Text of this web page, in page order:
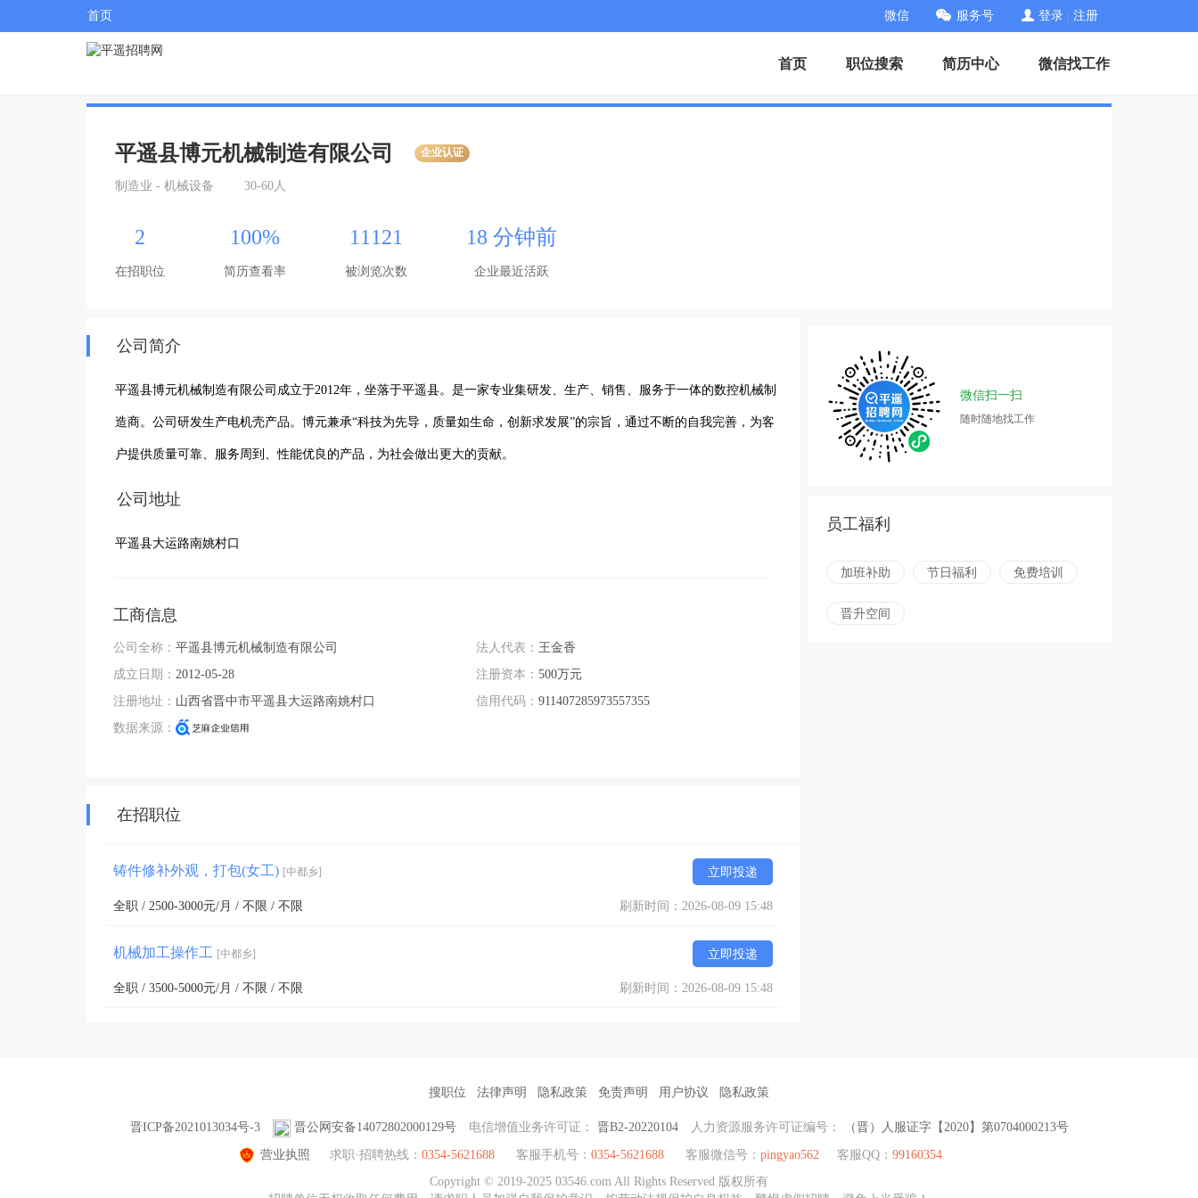
首页 微信 服务号 登录 注册
首页 职位搜索 简历中心 微信找工作
平遥县博元机械制造有限公司 企业认证
制造业 - 机械设备 30-60人
2
在招职位
100%
简历查看率
11121
被浏览次数
18 分钟前
企业最近活跃
公司简介
平遥县博元机械制造有限公司成立于2012年，坐落于平遥县。是一家专业集研发、生产、销售、服务于一体的数控机械制
造商。公司研发生产电机壳产品。博元兼承“科技为先导，质量如生命，创新求发展”的宗旨，通过不断的自我完善，为客
户提供质量可靠、服务周到、性能优良的产品，为社会做出更大的贡献。
公司地址
平遥县大运路南姚村口
工商信息
公司全称： 平遥县博元机械制造有限公司
成立日期： 2012-05-28
注册地址： 山西省晋中市平遥县大运路南姚村口
数据来源：
法人代表： 王金香
注册资本： 500万元
信用代码： 911407285973557355
在招职位
铸件修补外观，打包(女工) [中都乡] 立即投递
全职 / 2500-3000元/月 / 不限 / 不限 刷新时间：2026-08-09 15:48
机械加工操作工 [中都乡] 立即投递
全职 / 3500-5000元/月 / 不限 / 不限 刷新时间：2026-08-09 15:48
微信扫一扫
随时随地找工作
员工福利
加班补助 节日福利 免费培训
晋升空间
搜职位 法律声明 隐私政策 免责声明 用户协议 隐私政策
晋ICP备2021013034号-3 晋公网安备14072802000129号 电信增值业务许可证： 晋B2-20220104 人力资源服务许可证编号： （晋）人服证字【2020】第0704000213号
营业执照 求职·招聘热线： 0354-5621688 客服手机号： 0354-5621688 客服微信号： pingyao562 客服QQ： 99160354
Copyright © 2019-2025 03546.com All Rights Reserved 版权所有